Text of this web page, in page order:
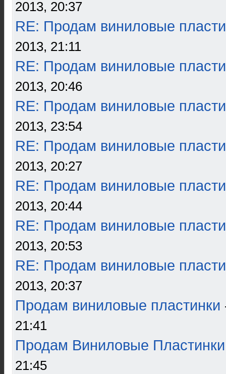
2013, 20:37
RE: Продам виниловые
2013, 21:11
RE: Продам виниловые
2013, 20:46
RE: Продам виниловые
2013, 23:54
RE: Продам виниловые
2013, 20:27
RE: Продам виниловые
2013, 20:44
RE: Продам виниловые
2013, 20:53
RE: Продам виниловые
2013, 20:37
Продам виниловые пластинки
21:41
Продам Виниловые Пластинки
21:45